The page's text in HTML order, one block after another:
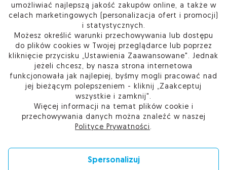
PRODUKTY
O FIRMIE
Kup w Sieci Partnerskiej Certum
Skontaktuj się
Przejdź do pomocy
Ustawienia plików cookie
umożliwiać najlepszą jakość zakupów online, a także w
celach marketingowych (personalizacja ofert i promocji)
i statystycznych.
Możesz określić warunki przechowywania lub dostępu
do plików cookies w Twojej przeglądarce lub poprzez
kliknięcie przycisku „Ustawienia Zaawansowane". Jednak
jeżeli chcesz, by nasza strona internetowa
funkcjonowała jak najlepiej, byśmy mogli pracować nad
jej bieżącym polepszeniem - kliknij „Zaakceptuj
wszystkie i zamknij".
Więcej informacji na temat plików cookie i
przechowywania danych można znaleźć w naszej
Polityce Prywatności .
Spersonalizuj